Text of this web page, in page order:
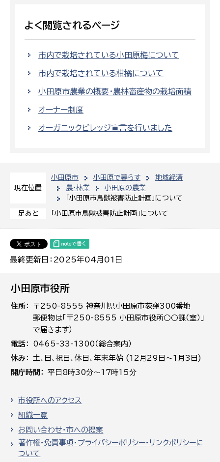
現在位置
小田原市 小田原で暮らす
地域経済
農・林業
小田原の農業
「小田原市鳥獣被害防止計画」について
足あと 「小田原市鳥獣被害防止計画」について
最終更新日：2025年04月01日
よく閲覧されるページ
市内で栽培されている小田原梅について
市内で栽培されている柑橘について
小田原市農業の概要・農林畜産物の栽培面積
オーナー制度
オーガニックビレッジ宣言を行いました
小田原市役所
住所
〒250-8555 神奈川県小田原市荻窪300番地
郵便物は「〒250-8555 小田原市役所○○課（室）」
で届きます）
電話
0465-33-1300（総合案内）
休み
土､日､祝日、休日、年末年始 (12月29日～1月3日)
開庁時間
平日8時30分～17時15分
市役所へのアクセス
組織一覧
お問い合わせ・市への提案
著作権・免責事項・プライバシーポリシー・リンクポリシーに
ついて